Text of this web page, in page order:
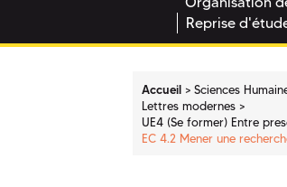
Reprise
Accueil Sciences
Lettres modernes
UE4 (Se former) Entre
EC 4.2 Mener une